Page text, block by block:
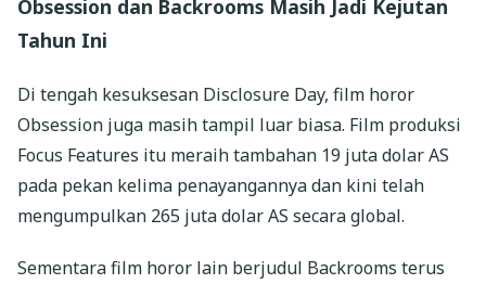
Obsession dan Backrooms Masih Jadi Kejutan
Tahun Ini
Di tengah kesuksesan Disclosure Day, film horor
Obsession juga masih tampil luar biasa. Film produksi
Focus Features itu meraih tambahan 19 juta dolar AS
pada pekan kelima penayangannya dan kini telah
mengumpulkan 265 juta dolar AS secara global.
Sementara film horor lain berjudul Backrooms terus